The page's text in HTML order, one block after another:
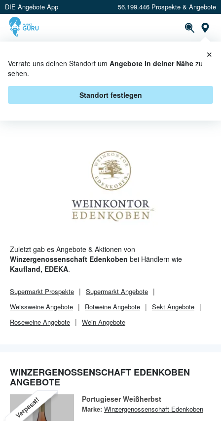
DIE Angebote App 56.199.446 Prospekte & Angebote
Verrate uns deinen Standort um Angebote in deiner Nähe zu
sehen.
Standort festlegen
×
WINZERGENOSSENSCHAFT
EDENKOBEN ANGEBOTE &
AKTIONEN
Zuletzt gab es Angebote & Aktionen von
Winzergenossenschaft Edenkoben bei Händlern wie
Kaufland, EDEKA.
Supermarkt Prospekte Supermarkt Angebote
Weissweine Angebote
Rotweine Angebote
Sekt Angebote
Roseweine Angebote
Wein Angebote
WINZERGENOSSENSCHAFT EDENKOBEN
ANGEBOTE
Verpasst! Portugieser Weißherbst
Marke: Winzergenossenschaft Edenkoben